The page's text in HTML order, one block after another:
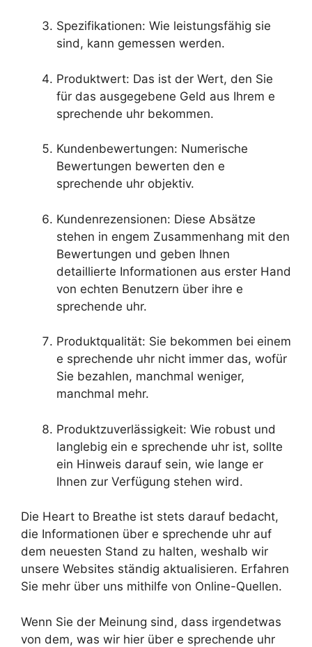
Spezifikationen: Wie leistungsfähig sie
sind, kann gemessen werden.
Produktwert: Das ist der Wert, den Sie
für das ausgegebene Geld aus Ihrem e
sprechende uhr bekommen.
Kundenbewertungen: Numerische
Bewertungen bewerten den e
sprechende uhr objektiv.
Kundenrezensionen: Diese Absätze
stehen in engem Zusammenhang mit den
Bewertungen und geben Ihnen
detaillierte Informationen aus erster Hand
von echten Benutzern über ihre e
sprechende uhr.
Produktqualität: Sie bekommen bei einem
e sprechende uhr nicht immer das, wofür
Sie bezahlen, manchmal weniger,
manchmal mehr.
Produktzuverlässigkeit: Wie robust und
langlebig ein e sprechende uhr ist, sollte
ein Hinweis darauf sein, wie lange er
Ihnen zur Verfügung stehen wird.
Die Heart to Breathe ist stets darauf bedacht,
die Informationen über e sprechende uhr auf
dem neuesten Stand zu halten, weshalb wir
unsere Websites ständig aktualisieren. Erfahren
Sie mehr über uns mithilfe von Online-Quellen.
Wenn Sie der Meinung sind, dass irgendetwas
von dem, was wir hier über e sprechende uhr